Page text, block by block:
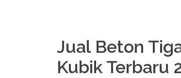
Jual Beton
Kubik Terbaru